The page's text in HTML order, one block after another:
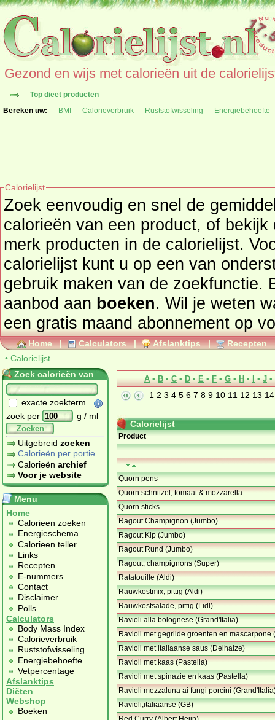
Gezond en wijs met calorieën uit de
Top dieet producten
Bereken uw:
BMI Calorieverbruik Ruststofwisseling Energiebehoefte
Calorielijst
Zoek eenvoudig en snel de
calorieën van een product, of
merk producten in de calorielijst.
calorielijst kunt u op een van
gebruik maken van de zoekfunctie.
aanbod aan boeken. Wil je weten
een gratis maand abonnement op
Home | Calculators | Afslanktips | Recepten
• Calorielijst
Zoek calorieën van
exacte zoekterm
zoek per
g / ml
Zoeken
Uitgebreid zoeken
Calorieën per portie
Calorieën archief
Voor je website
Menu
Home
Calorieen zoeken
Energieschema
Calorieen teller
Links
Recepten
E-nummers
Contact
Disclaimer
Polls
Calculators
Body Mass Index
Calorieverbruik
Ruststofwisseling
Energiebehoefte
Vetpercentage
Afslanktips
Diëten
Webshop
Boeken
A • B • C • D • E • F • G • H • • J •
1 2 3 4 5 6 7 8 9 10 11 12 13 14
Calorielijst
Product
Quorn pens
Quorn schnitzel, tomaat & mozzarella
Quorn sticks
Ragout Champignon (Jumbo)
Ragout Kip (Jumbo)
Ragout Rund (Jumbo)
Ragout, champignons (Super)
Ratatouille (Aldi)
Rauwkostmix, pittig (Aldi)
Rauwkostsalade, pittig (Lidl)
Ravioli alla bolognese (Grand'Italia)
Ravioli met gegrilde groenten en mascarpone
Ravioli met italiaanse saus (Delhaize)
Ravioli met kaas (Pastella)
Ravioli met spinazie en kaas (Pastella)
Ravioli mezzaluna ai fungi porcini
Ravioli,italiaanse (GB)